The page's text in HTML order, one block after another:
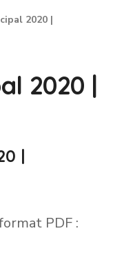
2020 |
2020 |
|
PDF :